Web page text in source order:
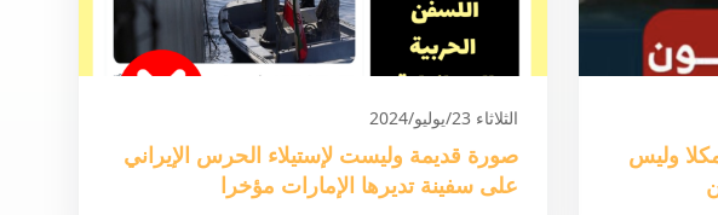
قديمة في المكلا وليس
الثلاثاء 23/يوليو/2024
صورة قديمة وليست لإستيلاء الحرس الإيراني
على سفينة تديرها الإمارات مؤخرا